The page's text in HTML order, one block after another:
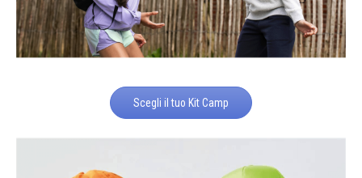
Scegli il tuo Kit Camp